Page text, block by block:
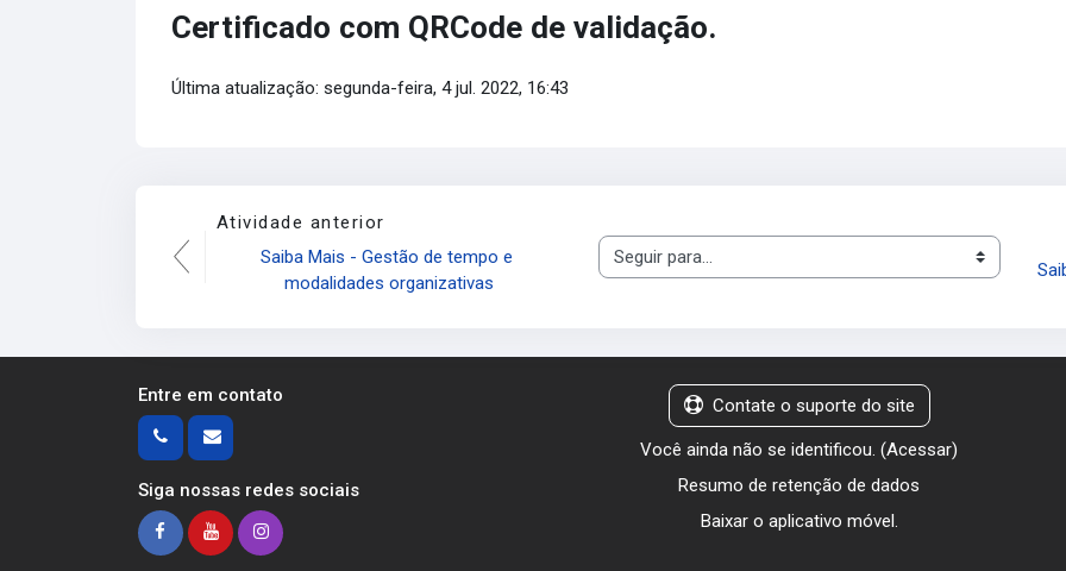
Certificado com QRCode de validação.
Última atualização: segunda-feira, 4 jul. 2022, 16:43
Atividade anterior
Saiba Mais - Gestão de tempo e
modalidades organizativas
Seguir para...
Entre em contato
Siga nossas redes sociais
Contate o suporte do site
Você ainda não se identificou. (Acessar)
Resumo de retenção de dados
Baixar o aplicativo móvel.